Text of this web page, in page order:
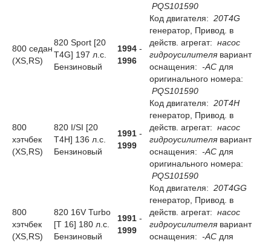
PQS101590
800 седан
(XS,RS)
820 Sport [20
T4G] 197 л.с.
Бензиновый
1994 -
1996
Код двигателя: 20T4G
генератор, Привод. в
действ. агрегат: насос
гидроусилителя вариант
оснащения: -AC для
оригинального номера:
PQS101590
800
хэтчбек
(XS,RS)
820 I/SI [20
T4H] 136 л.с.
Бензиновый
1991 -
1999
Код двигателя: 20T4H
генератор, Привод. в
действ. агрегат: насос
гидроусилителя вариант
оснащения: -AC для
оригинального номера:
PQS101590
800
хэтчбек
(XS,RS)
820 16V Turbo
[T 16] 180 л.с.
Бензиновый
1991 -
1999
Код двигателя: 20T4GG
генератор, Привод. в
действ. агрегат: насос
гидроусилителя вариант
оснащения: -AC для